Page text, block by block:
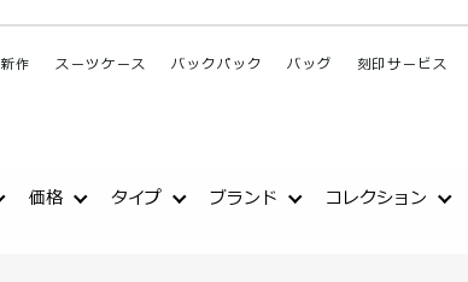
新作 スーツケース バックパック バッグ 刻印サービス
価格 ブランド コレクション
タイプ